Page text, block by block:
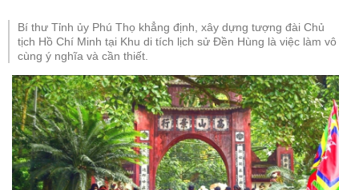
Bí thư Tỉnh ủy Phú Thọ khẳng định, xây dựng tượng đài Chủ
tịch Hồ Chí Minh tại Khu di tích lịch sử Đền Hùng là việc làm vô
cùng ý nghĩa và cần thiết.